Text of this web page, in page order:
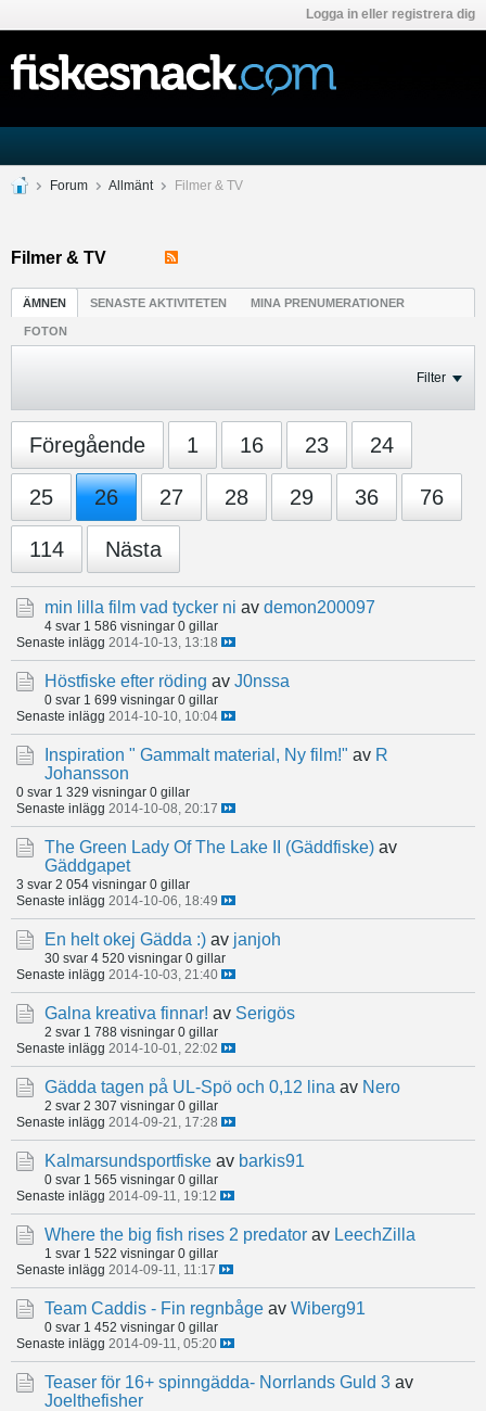
Logga in eller registrera dig
Forum Allmänt Filmer & TV
Filmer & TV
ÄMNEN SENASTE AKTIVITETEN MINA PRENUMERATIONER
FOTON
Filter
Föregående 1 16 23 24
25 26 27 28 29 36 76
114 Nästa
min lilla film vad tycker ni av demon200097
4 svar 1 586 visningar 0 gillar
Senaste inlägg 2014-10-13, 13:18
Höstfiske efter röding av J0nssa
0 svar 1 699 visningar 0 gillar
Senaste inlägg 2014-10-10, 10:04
Inspiration " Gammalt material, Ny film!" av R
Johansson
0 svar 1 329 visningar 0 gillar
Senaste inlägg 2014-10-08, 20:17
The Green Lady Of The Lake II (Gäddfiske) av
Gäddgapet
3 svar 2 054 visningar 0 gillar
Senaste inlägg 2014-10-06, 18:49
En helt okej Gädda :) av janjoh
30 svar 4 520 visningar 0 gillar
Senaste inlägg 2014-10-03, 21:40
Galna kreativa finnar! av Serigös
2 svar 1 788 visningar 0 gillar
Senaste inlägg 2014-10-01, 22:02
Gädda tagen på UL-Spö och 0,12 lina av Nero
2 svar 2 307 visningar 0 gillar
Senaste inlägg 2014-09-21, 17:28
Kalmarsundsportfiske av barkis91
0 svar 1 565 visningar 0 gillar
Senaste inlägg 2014-09-11, 19:12
Where the big fish rises 2 predator av LeechZilla
1 svar 1 522 visningar 0 gillar
Senaste inlägg 2014-09-11, 11:17
Team Caddis - Fin regnbåge av Wiberg91
0 svar 1 452 visningar 0 gillar
Senaste inlägg 2014-09-11, 05:20
Teaser för 16+ spinngädda- Norrlands Guld 3 av
Joelthefisher